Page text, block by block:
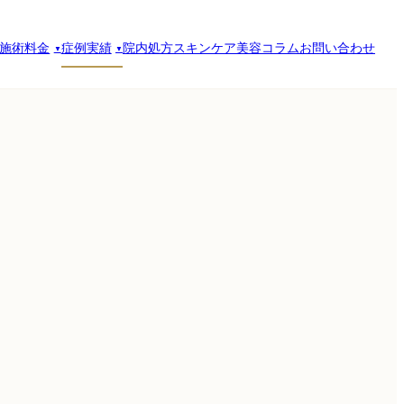
施術料金 症例実績 院内処方スキンケア美容コラムお問い合わせ